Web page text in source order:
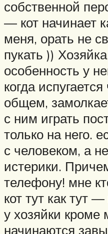
собственной
— кот начинает
меня, орать не
пукать ))
особенность у
когда
общем,
с ним играть
только на него.
с человеком, а
истерики.
телефону! мне
кот тут как тут
у хозяйки кроме
начинаются